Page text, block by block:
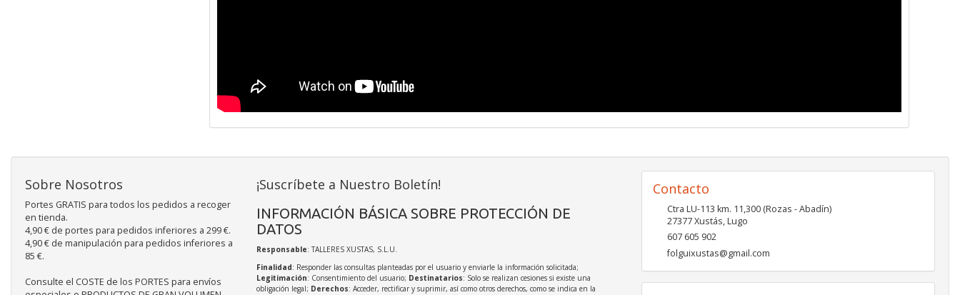
Sobre Nosotros
Portes GRATIS para todos los pedidos a recoger
en tienda.
4,90 € de portes para pedidos inferiores a 299 €.
4,90 € de manipulación para pedidos inferiores a
85 €.
Consulte el COSTE de los PORTES para envíos
¡Suscríbete a Nuestro Boletín!
INFORMACIÓN BÁSICA SOBRE PROTECCIÓN DE
DATOS
Responsable: TALLERES XUSTAS, S.L.U.
Finalidad: Responder las consultas planteadas por el usuario y enviarle la información solicitada;
Legitimación: Consentimiento del usuario; Destinatarios: Solo se realizan cesiones si existe una
obligación legal; Derechos: Acceder, rectificar y suprimir, así como otros derechos, como se indica en la
Contacto
Ctra LU-113 km. 11,300 (Rozas - Abadín)
27377Xustás,Lugo
607 605 902
folguixustas@gmail.com